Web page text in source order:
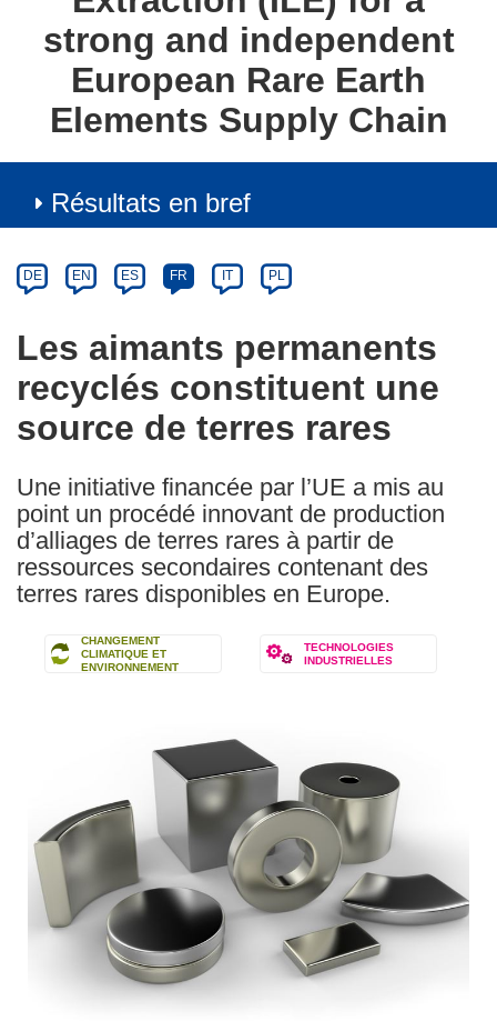
strong and independent
European Rare Earth
Elements Supply Chain
Résultats en bref
Category
Article
available
the
following
languages:
DE EN ES FR IT PL
Les aimants permanents
recyclés constituent une
source de terres rares
Une initiative financée par l’UE a mis au
point un procédé innovant de production
d’alliages de terres rares à partir de
ressources secondaires contenant des
terres rares disponibles en Europe.
CHANGEMENT
CLIMATIQUE ET
ENVIRONNEMENT
TECHNOLOGIES
INDUSTRIELLES